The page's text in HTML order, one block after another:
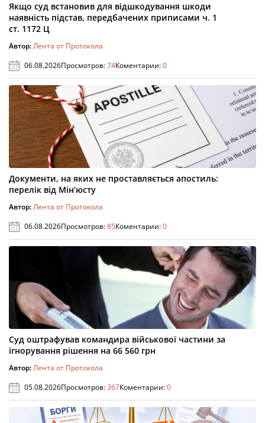
Якщо суд встановив для відшкодування шкоди
наявність підстав, передбачених приписами ч. 1
ст. 1172 Ц
Автор:Лента от Протокола
06.08.2026Просмотров:74Коментарии:0
Документи, на яких не проставляється апостиль:
перелік від Мін’юсту
Автор:Лента от Протокола
06.08.2026Просмотров:85Коментарии:0
Суд оштрафував командира військової частини за
ігнорування рішення на 66 560 грн
Автор:Лента от Протокола
05.08.2026Просмотров:367Коментарии:0